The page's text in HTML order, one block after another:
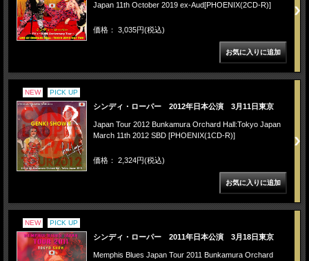
Japan 11th October 2019 ex-Aud[PHOENIX(2CD-R)]
価格： 3,035円(税込)
NEW PICK UP
シンディ・ローパー 2012年日本公演 3月11日東京
Japan Tour 2012 Bunkamura Orchard Hall:Tokyo Japan
March 11th 2012 SBD [PHOENIX(1CD-R)]
価格： 2,324円(税込)
NEW PICK UP
シンディ・ローパー 2011年日本公演 3月18日東京
Memphis Blues Japan Tour 2011 Bunkamura Orchard